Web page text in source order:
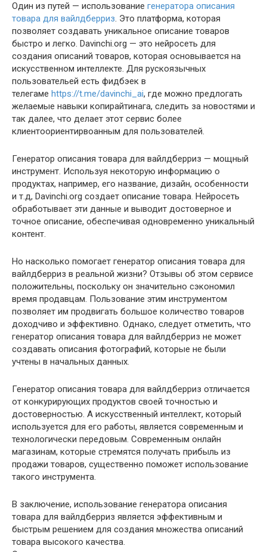
Один из путей — использование генератора описания
товара для вайлдберриз. Это платформа, которая
позволяет создавать уникальное описание товаров
быстро и легко. Davinchi.org — это нейросеть для
создания описаний товаров, которая основывается на
искусственном интеллекте. Для рускоязычных
пользовательей есть фидбэек в
телегаме https://t.me/davinchi_ai, где можно предлогать
желаемые навыки копирайтинага, следить за новостями и
так далее, что делает этот сервис более
клиентоориентирвоанным для пользователей.
Генератор описания товара для вайлдберриз — мощный
инструмент. Используя некоторую информацию о
продуктах, например, его название, дизайн, особенности
и т.д, Davinchi.org создает описание товара. Нейросеть
обработывает эти данные и выводит достоверное и
точное описание, обеспечивая одновременно уникальный
контент.
Но насколько помогает генератор описания товара для
вайлдберриз в реальной жизни? Отзывы об этом сервисе
положительны, поскольку он значительно сэкономил
время продавцам. Пользование этим инструментом
позволяет им продвигать большое количество товаров
доходчиво и эффективно. Однако, следует отметить, что
генератор описания товара для вайлдберриз не может
создавать описания фотографий, которые не были
учтены в начальных данных.
Генератор описания товара для вайлдберриз отличается
от конкурирующих продуктов своей точностью и
достоверностью. А искусственный интеллект, который
используется для его работы, является современным и
технологически передовым. Современным онлайн
магазинам, которые стремятся получать прибыль из
продажи товаров, существенно поможет использование
такого инструмента.
В заключение, использование генератора описания
товара для вайлдберриз является эффективным и
быстрым решением для создания множества описаний
товара высокого качества.